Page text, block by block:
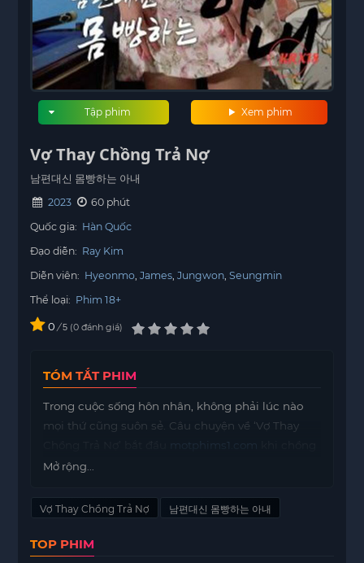
Xem phim
Tập phim
Vợ Thay Chồng Trả Nợ
남편대신 몸빵하는 아내
2023
60 phút
Quốc gia: Hàn Quốc
Đạo diễn: Ray Kim
Diễn viên: Hyeonmo James Jungwon Seungmin
Thể loại: Phim 18+
0 / 5 0 đánh giá
TÓM TẮT PHIM
Trong cuộc sống hôn nhân, không phải lúc nào
mọi thứ cũng suôn sẻ. Câu chuyện về ‘Vợ Thay
motphims1.com
của cô vợ này gặp khó khăn trong kinh doanh và
nén, khi mà nợ nần ngày càng gia tăng và không
Cô vợ, cảm thấy bế tắc, quyết định tìm đến một
Mở rộng...
Vợ Thay Chồng Trả Nợ 남편대신 몸빵하는 아내
TOP PHIM